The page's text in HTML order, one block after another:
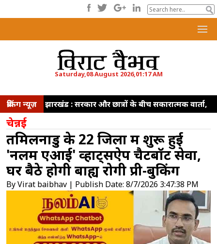
Saturday,08 August 2026,01:17 AM
ब्रेकिंग न्यूज़
झारखंड : सरकार और छात्रों के बीच सकारात्मक वार्ता,
की गुणवत्ता पर उठे सवालों को तेल कंपनियों ने किया
खारिज, कहा- जांच में नहीं मिली कोई गड़बड़ी
के मंत्री की प्रह्लाद जोशी से मुलाकात, दोनों देशों के बीच
शिक्षा सहयोग बढ़ाने पर सहमति
सदन में लगातार
हंगामे के लिए माफी मांगे विपक्ष, सदन में नहीं हो पा रही
चर्चा : किरेन रिजिजू
सरकार छात्रों की आवाज दबा
रही है, गृहमंत्री संसद में जवाब देने से बच रहे: प्रियंका
गांधी
राज्यसभा में खड़गे-रिजिजू के बीच तीखी बहस,
चेन्नई
तमिलनाडु के 22 जिलों में शुरू हुई
'नलम एआई' व्हाट्सऐप चैटबॉट सेवा,
घर बैठे होगी बाह्य रोगी प्री-बुकिंग
By Virat baibhav | Publish Date: 8/7/2026 3:47:38 PM